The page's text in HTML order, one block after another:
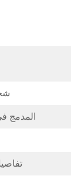
المدمج